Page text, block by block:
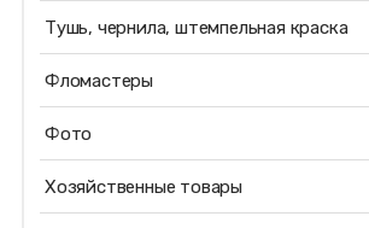
Тушь, чернила, штемпельная краска
Фломастеры
Фото
Хозяйственные товары